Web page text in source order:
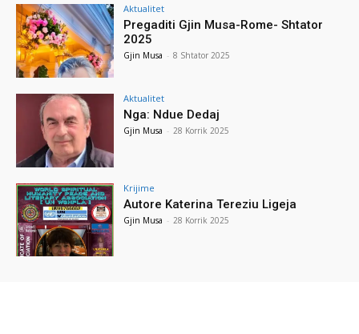
Aktualitet
Pregaditi Gjin Musa-Rome- Shtator
2025
Gjin Musa - 8 Shtator 2025
Aktualitet
Nga: Ndue Dedaj
Gjin Musa - 28 Korrik 2025
Krijime
Autore Katerina Tereziu Ligeja
Gjin Musa - 28 Korrik 2025